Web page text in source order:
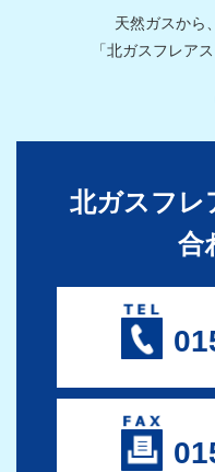
天然ガスから
「北ガスフレア
北ガスフレ
合